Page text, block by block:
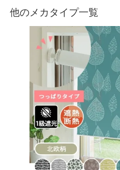
他のメカタイプ一覧